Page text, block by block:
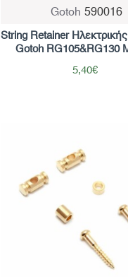
Gotoh 590016
String Retainer
Gotoh RG105&RG130
5,40€